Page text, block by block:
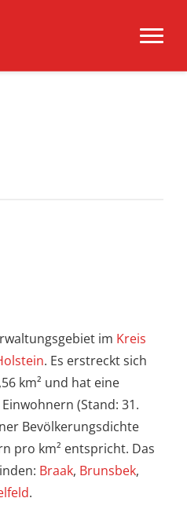
im Kreis
. Es erstreckt sich
km² und hat eine
(Stand: 31.
Bevölkerungsdichte
pro km² entspricht. Das
Braak, Brunsbek,
.